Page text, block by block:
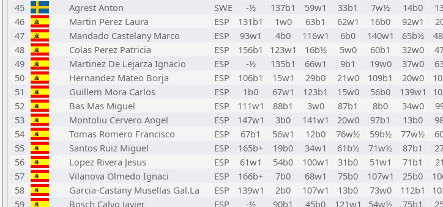
45
Agrest Anton SWE -½ 137b1 59w1 33b1 7w½ 14b0
46
Martin Perez Laura ESP 131b1 1w0 63b1 62w1 16b0 92w1
47
Mandado Castelany Marco ESP 93w1 4b0 116w1 6b0 140w1 65b½
48
Colas Perez Patricia ESP 156b1 123w1 16b½ 5w0 60b1 32w0
49
Martinez De Lejarza Ignacio ESP -½ 135b1 66w1 9b1 19w0 37w0
50
Hernandez Mateo Borja ESP 106b1 15w1 29b0 21w0 109b1 20w0
51
Guillem Mora Carlos ESP 1b0 67w1 123b1 15w0 56b0 139w1
52
Bas Mas Miguel ESP 111w1 88b1 3w0 87b1 8b0 34w0
53
Montoliu Cervero Angel ESP 147w1 3b0 141w1 20w0 97b1 13b0
54
Tomas Romero Francisco ESP 67b1 56w1 12b0 76w½ 59b½ 77w½
55
Santos Ruiz Miguel ESP 165b+ 19b0 34w1 61b½ 71w½ 87b1
56
Lopez Rivera Jesus ESP 61w1 54b0 100w1 31b0 51w1 71b1
57
Vilanova Olmedo Ignaci ESP 166b+ 7b0 68w1 75b0 107w1 25b0
58
Garcia-Castany Musellas Gal.La ESP 139w1 2b0 107w1 13b0 73w0 112b1
59
Bosch Calvo Javier ESP -½ 90b1 45b0 121w1 54w½ 75b1